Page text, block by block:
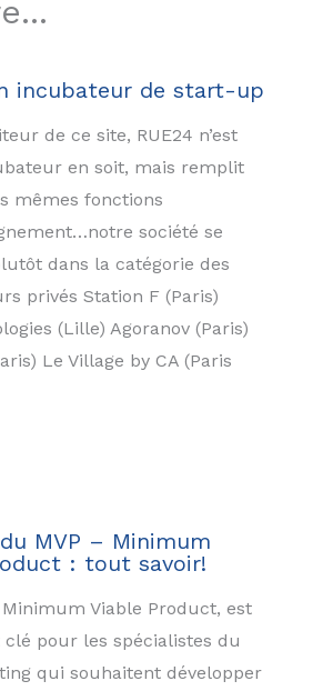
incubateur de start-up
de ce site, RUE24 n’est
en soit, mais remplit
mêmes fonctions
société se
dans la catégorie des
privés Station F (Paris)
(Lille) Agoranov (Paris)
Le Village by CA (Paris
MVP – Minimum
: tout savoir!
Minimum Viable Product, est
pour les spécialistes du
qui souhaitent développer